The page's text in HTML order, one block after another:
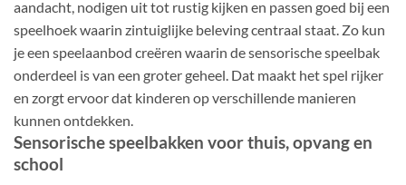
aandacht, nodigen uit tot rustig kijken en passen goed bij een
speelhoek waarin zintuiglijke beleving centraal staat. Zo kun
je een speelaanbod creëren waarin de sensorische speelbak
onderdeel is van een groter geheel. Dat maakt het spel rijker
en zorgt ervoor dat kinderen op verschillende manieren
kunnen ontdekken.
Sensorische speelbakken voor thuis, opvang en
school